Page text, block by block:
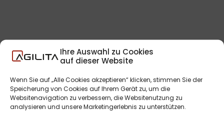
Ihre Auswahl zu Cookies
auf dieser Website
Wenn Sie auf „Alle Cookies akzeptieren“ klicken, stimmen Sie der
Speicherung von Cookies auf Ihrem Gerät zu, um die
Websitenavigation zu verbessern, die Websitenutzung zu
analysieren und unsere Marketingerlebnis zu unterstützen.
Funktionen vom AGIL AI.Sales